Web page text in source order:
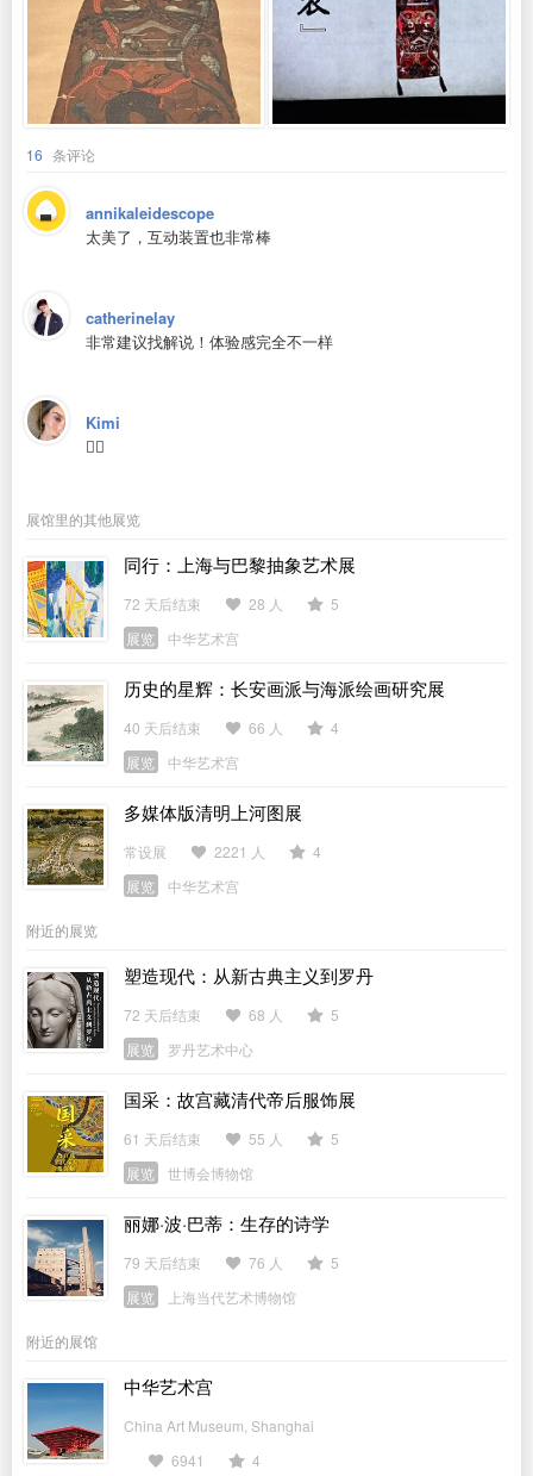
16 条评论
annikaleidescope
太美了，互动装置也非常棒
catherinelay
非常建议找解说！体验感完全不一样
Kimi
👍🏻
展馆里的其他展览
同行：上海与巴黎抽象艺术展
72 天后结束 28 人
5
展览
中华艺术宫
历史的星辉：长安画派与海派绘画研究展
40 天后结束 66 人
4
展览
中华艺术宫
多媒体版清明上河图展
常设展 2221 人
4
展览
中华艺术宫
附近的展览
塑造现代：从新古典主义到罗丹
72 天后结束 68 人
5
展览
罗丹艺术中心
国采：故宫藏清代帝后服饰展
61 天后结束 55 人
5
展览
世博会博物馆
丽娜·波·巴蒂：生存的诗学
79 天后结束 76 人
5
展览
上海当代艺术博物馆
附近的展馆
中华艺术宫
China Art Museum, Shanghai
6941
4